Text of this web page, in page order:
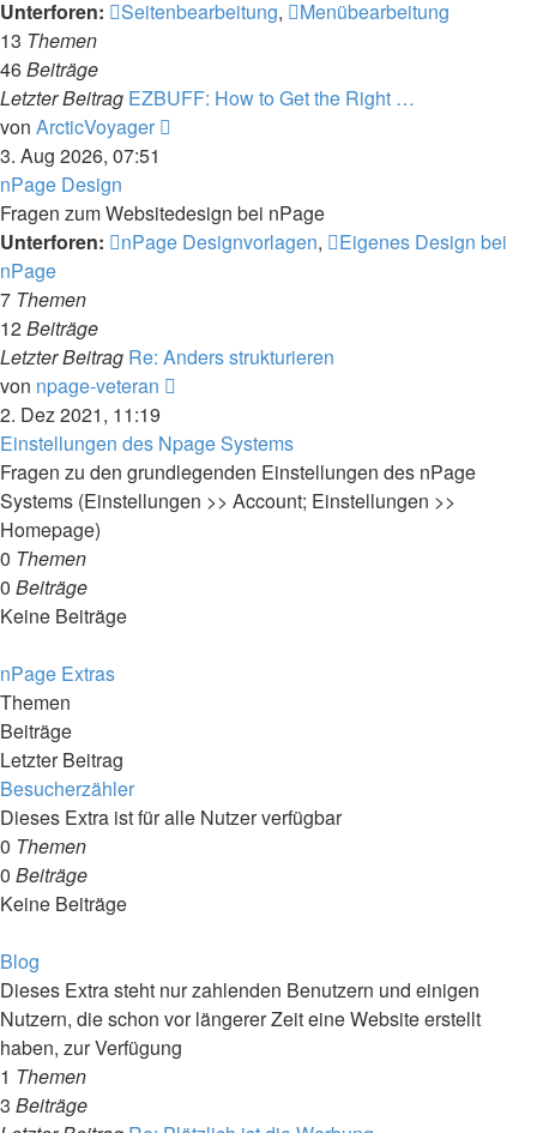
Unterforen:
Seitenbearbeitung,
Menübearbeitung
13 Themen
46Beiträge
Letzter Beitrag EZBUFF: How to Get the Right …
von ArcticVoyager
3. Aug 2026, 07:51
nPage Design
Fragen zum Websitedesign bei nPage
Unterforen:
nPage Designvorlagen,
Eigenes Design bei
nPage
7 Themen
12Beiträge
Letzter Beitrag Re: Anders strukturieren
von npage-veteran
2. Dez 2021, 11:19
Einstellungen des Npage Systems
Fragen zu den grundlegenden Einstellungen des nPage
Systems (Einstellungen >> Account; Einstellungen >>
Homepage)
0 Themen
0 Beiträge
Keine Beiträge
nPage Extras
Themen
Beiträge
Letzter Beitrag
Besucherzähler
Dieses Extra ist für alle Nutzer verfügbar
0 Themen
0 Beiträge
Keine Beiträge
Blog
Dieses Extra steht nur zahlenden Benutzern und einigen
Nutzern, die schon vor längerer Zeit eine Website erstellt
haben, zur Verfügung
1 Themen
3 Beiträge